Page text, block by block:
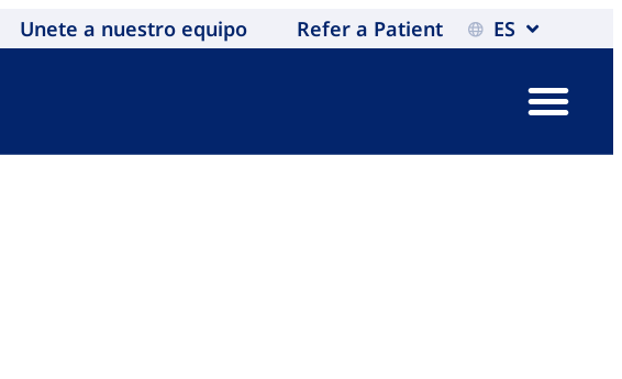
Unete a nuestro equipo Refer a Patient ES